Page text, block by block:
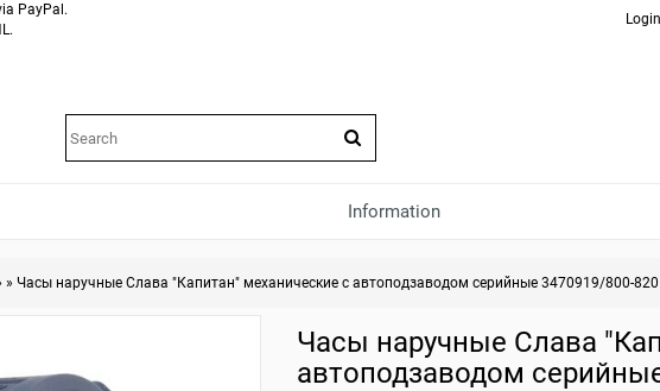
PayPal.
Information
» Часы наручные Слава "Капитан" механические с автоподзаводом серийные 3470919/800-
Часы наручные Слава
автоподзаводом